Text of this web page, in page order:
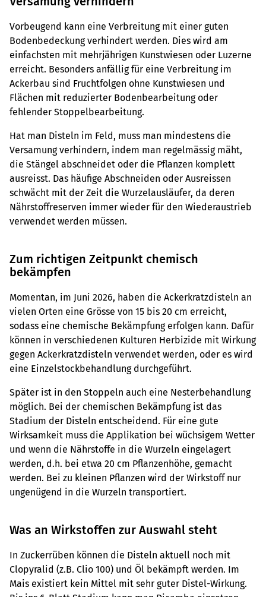
Vorbeugend kann eine Verbreitung mit einer guten
Bodenbedeckung verhindert werden. Dies wird am
einfachsten mit mehrjährigen Kunstwiesen oder Luzerne
erreicht. Besonders anfällig für eine Verbreitung im
Ackerbau sind Fruchtfolgen ohne Kunstwiesen und
Flächen mit reduzierter Bodenbearbeitung oder
fehlender Stoppelbearbeitung.
Hat man Disteln im Feld, muss man mindestens die
Versamung verhindern, indem man regelmässig mäht,
die Stängel abschneidet oder die Pflanzen komplett
ausreisst. Das häufige Abschneiden oder Ausreissen
schwächt mit der Zeit die Wurzelausläufer, da deren
Nährstoffreserven immer wieder für den Wiederaustrieb
verwendet werden müssen.
Zum richtigen Zeitpunkt chemisch
bekämpfen
Momentan, im Juni 2026, haben die Ackerkratzdisteln an
vielen Orten eine Grösse von 15 bis 20 cm erreicht,
sodass eine chemische Bekämpfung erfolgen kann. Dafür
können in verschiedenen Kulturen Herbizide mit Wirkung
gegen Ackerkratzdisteln verwendet werden, oder es wird
eine Einzelstockbehandlung durchgeführt.
Später ist in den Stoppeln auch eine Nesterbehandlung
möglich. Bei der chemischen Bekämpfung ist das
Stadium der Disteln entscheidend. Für eine gute
Wirksamkeit muss die Applikation bei wüchsigem Wetter
und wenn die Nährstoffe in die Wurzeln eingelagert
werden, d.h. bei etwa 20 cm Pflanzenhöhe, gemacht
werden. Bei zu kleinen Pflanzen wird der Wirkstoff nur
ungenügend in die Wurzeln transportiert.
Was an Wirkstoffen zur Auswahl steht
In Zuckerrüben können die Disteln aktuell noch mit
Clopyralid (z.B. Clio 100) und Öl bekämpft werden. Im
Mais existiert kein Mittel mit sehr guter Distel-Wirkung.